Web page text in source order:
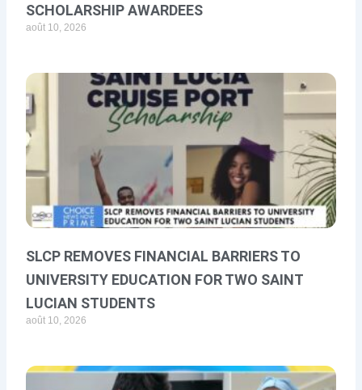
SCHOLARSHIP AWARDEES
août 10, 2026
SLCP REMOVES FINANCIAL BARRIERS TO
UNIVERSITY EDUCATION FOR TWO SAINT
LUCIAN STUDENTS
août 10, 2026